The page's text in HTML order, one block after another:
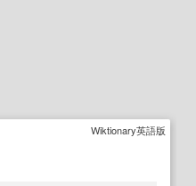
Wiktionary英語版